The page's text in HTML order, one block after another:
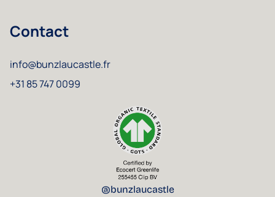
Contact
info@bunzlaucastle.fr
+31 85 747 0099
@bunzlaucastle